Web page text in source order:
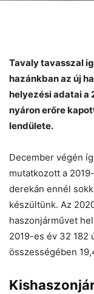
Tavaly tavasszal
hazánkban az új
helyezési adatai a
nyáron erőre
lendülete.
December végén
mutatkozott a
derekán ennél
készültünk. Az
haszonjárművet
2019-es év 32 182
összességében